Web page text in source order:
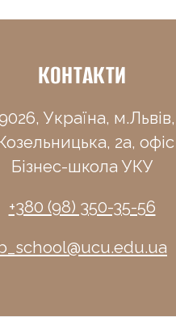
КОНТАКТИ
Україна, м.Львів,
2а, офіс
Бізнес-школа УКУ
+380 (98) 350-35-56